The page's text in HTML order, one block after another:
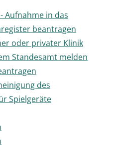
Aufnahme in das
beantragen
oder privater Klinik
Standesamt melden
des
Spielgeräte